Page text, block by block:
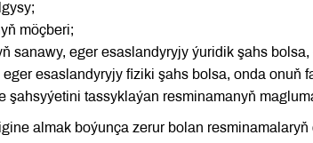
möçberi;
sanawy, eger esaslandyryjy ýuridik şahs
esaslandyryjy fiziki şahs bolsa, onda onuň
şahsyýetini tassyklaýan resminamanyň
almak boýunça zerur bolan